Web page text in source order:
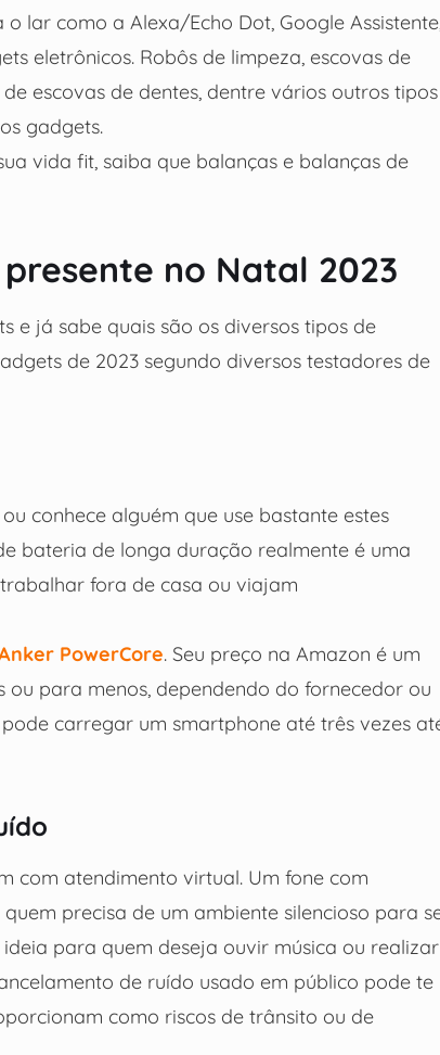
lar como a Alexa/Echo Dot, Google
eletrônicos. Robôs de limpeza, escovas de
escovas de dentes, dentre vários outros tipos
gadgets.
vida fit, saiba que balanças e balanças de
no Natal 2023
e já sabe quais são os diversos tipos de
de 2023 segundo diversos testadores de
conhece alguém que use bastante estes
bateria de longa duração realmente é uma
fora de casa ou viajam
PowerCore. Seu preço na Amazon é um
para menos, dependendo do fornecedor ou
carregar um smartphone até três vezes
com atendimento virtual. Um fone com
precisa de um ambiente silencioso para
para quem deseja ouvir música ou realizar
de ruído usado em público pode te
como riscos de trânsito ou de